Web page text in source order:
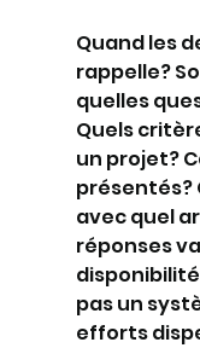
Quand les
rappelle?
quelles
Quels
un projet?
présentés?
avec quel
réponses
pas un
efforts